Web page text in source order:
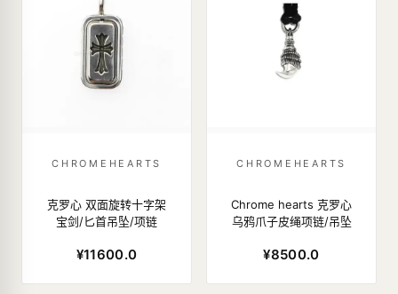
CHROMEHEARTS
克罗心 双面旋转十字架
宝剑/匕首吊坠/项链
¥11600.0
CHROMEHEARTS
Chrome hearts 克罗心
乌鸦爪子皮绳项链/吊坠
¥8500.0